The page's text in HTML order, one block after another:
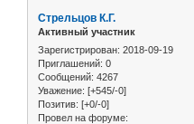
Стрельцов К.Г.
Активный участник
Зарегистрирован: 2018-09-19
Приглашений: 0
Сообщений: 4267
Уважение: [+545/-0]
Позитив: [+0/-0]
Провел на форуме: